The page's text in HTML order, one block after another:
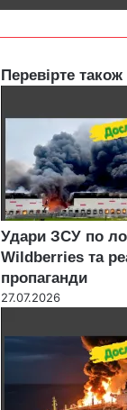
Перевірте також
Удари ЗСУ по
Wildberries та
пропаганди
27.07.2026